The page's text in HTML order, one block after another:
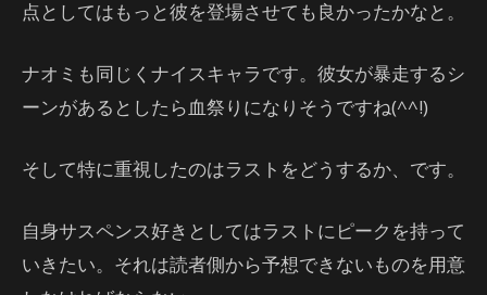
点としてはもっと彼を登場させても良かったかなと。
ナオミも同じくナイスキャラです。彼女が暴走するシ
ーンがあるとしたら血祭りになりそうですね(^^!)
そして特に重視したのはラストをどうするか、です。
自身サスペンス好きとしてはラストにピークを持って
いきたい。それは読者側から予想できないものを用意